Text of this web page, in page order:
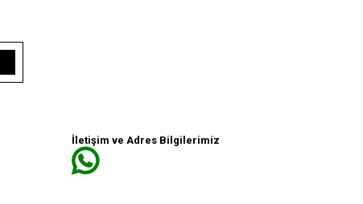
İletişim ve Adres Bilgilerimiz